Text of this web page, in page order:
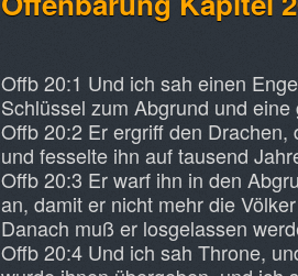
Offb 20:1 Und ich sah einen
Schlüssel zum Abgrund und
Offb 20:2 Er ergriff den
und fesselte ihn auf tausend
Offb 20:3 Er warf ihn in den
an, damit er nicht mehr die
Danach muß er losgelassen
Offb 20:4 Und ich sah Throne,